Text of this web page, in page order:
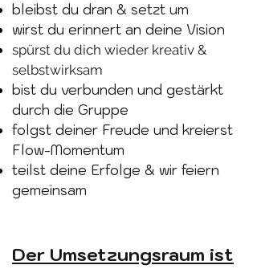
bleibst du dran & setzt um
wirst du erinnert an deine Vision
spürst du dich wieder kreativ &
selbstwirksam
bist du verbunden und gestärkt
durch die Gruppe
folgst deiner Freude und kreierst
Flow-Momentum
teilst deine Erfolge & wir feiern
gemeinsam
Der Umsetzungsraum ist